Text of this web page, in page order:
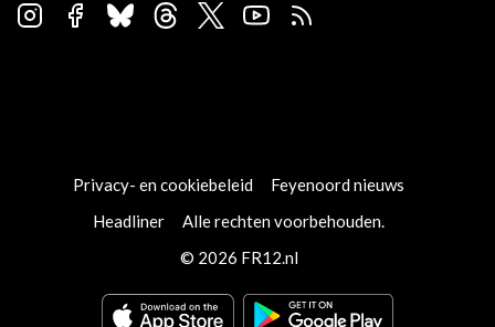
Privacy- en cookiebeleid
Feyenoord nieuws
Headliner
Alle rechten voorbehouden.
© 2026 FR12.nl